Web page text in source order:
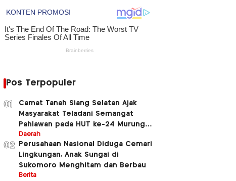
Pos Terpopuler
01
Camat Tanah Siang Selatan Ajak
Masyarakat Teladani Semangat
Pahlawan pada HUT ke-24 Murung
Raya dan HUT ke-81 Kemerdekaan RI
Daerah
02
Perusahaan Nasional Diduga Cemari
Lingkungan, Anak Sungai di
Sukomoro Menghitam dan Berbau
Berita